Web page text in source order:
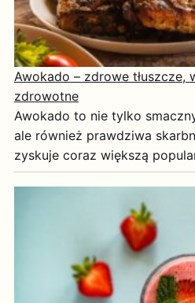
Awokado – zdrowe tłuszcze,
zdrowotne
Awokado to nie tylko
ale również prawdziwa
zyskuje coraz większą